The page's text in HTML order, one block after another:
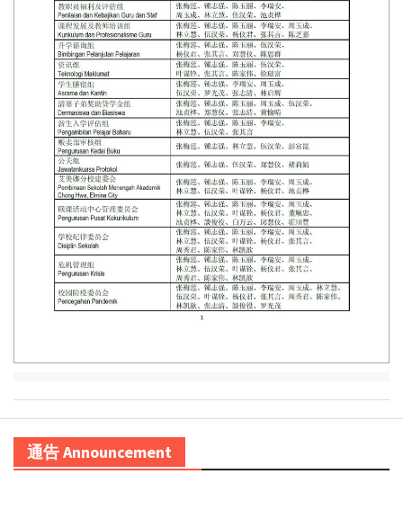
通告 Announcement